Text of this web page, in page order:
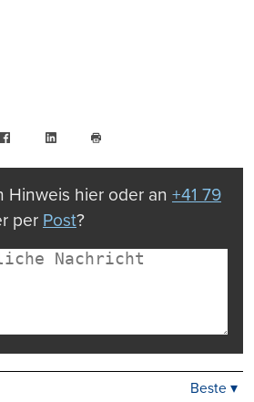
FacebookLinkedIn
drucken
Hinweis hier oder an +41 79
per Post?
Beste ▾